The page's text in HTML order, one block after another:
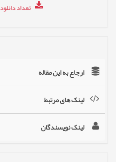
تعداد دانلود: 2766
ارجاع به این مقاله
لینک های مرتبط
لینک نویسندگان